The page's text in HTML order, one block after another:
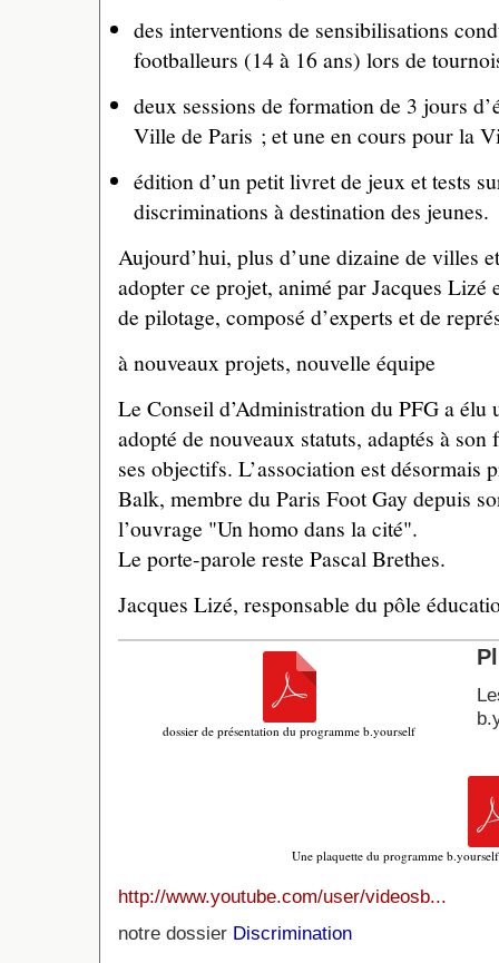
des interventions de sensibilisations
footballeurs (14 à 16 ans) lors de
deux sessions de formation de 3 jours
Ville de Paris ; et une en cours pour la
édition d’un petit livret de jeux et tests
discriminations à destination des jeunes.
Aujourd’hui, plus d’une dizaine de villes
adopter ce projet, animé par Jacques Lizé
de pilotage, composé d’experts et de
à nouveaux projets, nouvelle équipe
Le Conseil d’Administration du PFG a élu
adopté de nouveaux statuts, adaptés à
ses objectifs. L’association est désormais
Balk, membre du Paris Foot Gay depuis
l’ouvrage "Un homo dans la cité".
Le porte-parole reste Pascal Brethes.
Jacques Lizé, responsable du pôle
dossier de présentation du programme b.yourself
Une plaquette du programme
http://www.youtube.com/user/videosb...
notre dossier Discrimination